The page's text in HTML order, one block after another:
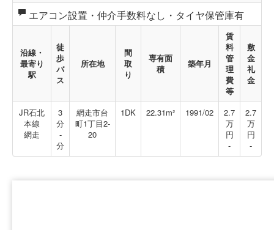
エアコン設置・仲介手数料なし・タイヤ保管庫有
沿線・
最寄り
駅
徒
歩
バ
ス
所在地
間
取
り
専有面
積
築年月
賃
料
管
理
費
等
敷
金
礼
金
JR石北
本線
網走
3
分
-
分
網走市台
町1丁目2-
20
1DK 22.31m² 1991/02
2.7
万
円
-
2.7
万
円
-